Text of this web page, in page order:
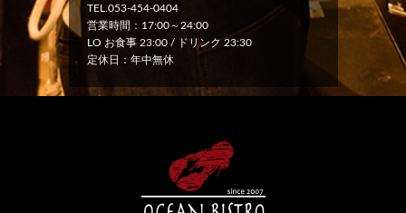
TEL.053-454-0404
営業時間：17:00～24:00
LO お食事 23:00 / ドリンク 23:30
定休日：年中無休